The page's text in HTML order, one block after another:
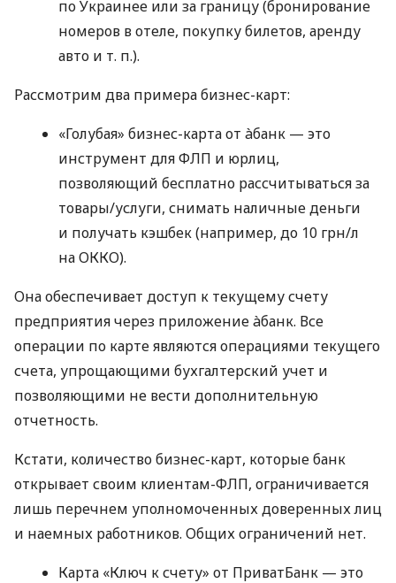
по Украинее или за границу (бронирование
номеров в отеле, покупку билетов, аренду
авто и т. п.).
Рассмотрим два примера бизнес-карт:
«Голубая» бизнес-карта от àбанк — это
инструмент для ФЛП и юрлиц,
позволяющий бесплатно рассчитываться за
товары/услуги, снимать наличные деньги
и получать кэшбек (например, до 10 грн/л
на ОККО).
Она обеспечивает доступ к текущему счету
предприятия через приложение àбанк. Все
операции по карте являются операциями текущего
счета, упрощающими бухгалтерский учет и
позволяющими не вести дополнительную
отчетность.
Кстати, количество бизнес-карт, которые банк
открывает своим клиентам-ФЛП, ограничивается
лишь перечнем уполномоченных доверенных лиц
и наемных работников. Общих ограничений нет.
Карта «Ключ к счету» от ПриватБанк — это